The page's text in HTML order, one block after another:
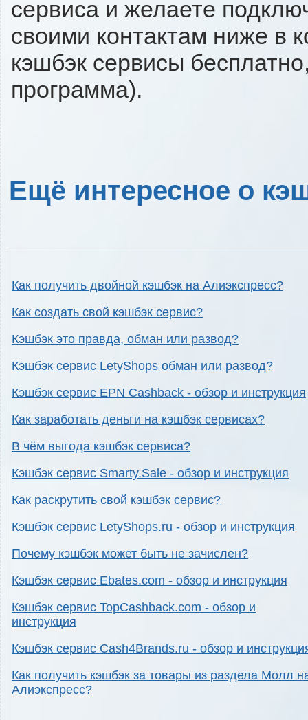
сервиса и желаете
своими контактам ниже в
кэшбэк сервисы
программа).
Ещё интересное о
Как получить двойной кэшбэк на Алиэкспресс?
Как создать свой кэшбэк сервис?
Кэшбэк это правда, обман или развод?
Кэшбэк сервис LetyShops обман или развод?
Кэшбэк сервис EPN Cashback - обзор и инструкция
Как заработать деньги на кэшбэк сервисах?
В чём выгода кэшбэк сервиса?
Кэшбэк сервис Smarty.Sale - обзор и инструкция
Как раскрутить свой кэшбэк сервис?
Кэшбэк сервис LetyShops.ru - обзор и инструкция
Почему кэшбэк может быть не зачислен?
Кэшбэк сервис Ebates.com - обзор и инструкция
Кэшбэк сервис TopCashback.com - обзор и
инструкция
Кэшбэк сервис Cash4Brands.ru - обзор и
Как получить кэшбэк за товары из раздела Молл
Алиэкспресс?